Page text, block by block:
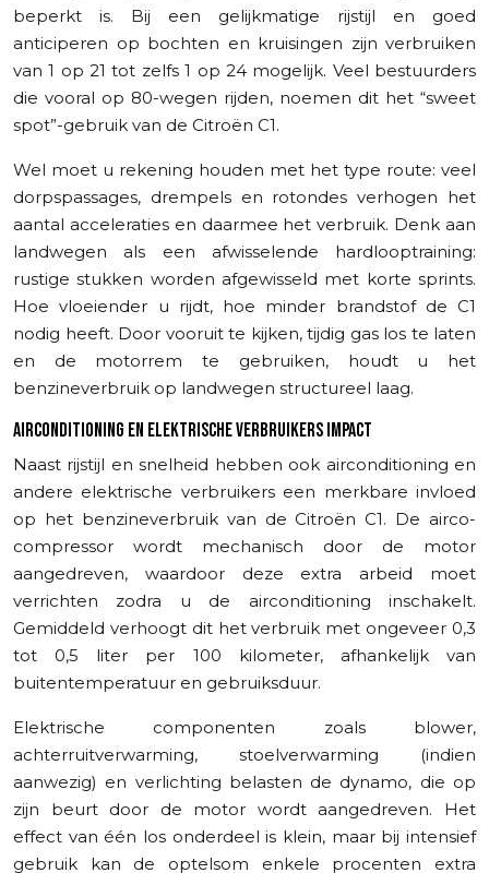
beperkt is. Bij een gelijkmatige rijstijl en goed
anticiperen op bochten en kruisingen zijn verbruiken
van 1 op 21 tot zelfs 1 op 24 mogelijk. Veel bestuurders
die vooral op 80-wegen rijden, noemen dit het “sweet
spot”-gebruik van de Citroën C1.
Wel moet u rekening houden met het type route: veel
dorpspassages, drempels en rotondes verhogen het
aantal acceleraties en daarmee het verbruik. Denk aan
landwegen als een afwisselende hardlooptraining:
rustige stukken worden afgewisseld met korte sprints.
Hoe vloeiender u rijdt, hoe minder brandstof de C1
nodig heeft. Door vooruit te kijken, tijdig gas los te laten
en de motorrem te gebruiken, houdt u het
benzineverbruik op landwegen structureel laag.
AIRCONDITIONING EN ELEKTRISCHE VERBRUIKERS IMPACT
Naast rijstijl en snelheid hebben ook airconditioning en
andere elektrische verbruikers een merkbare invloed
op het benzineverbruik van de Citroën C1. De airco-
compressor wordt mechanisch door de motor
aangedreven, waardoor deze extra arbeid moet
verrichten zodra u de airconditioning inschakelt.
Gemiddeld verhoogt dit het verbruik met ongeveer 0,3
tot 0,5 liter per 100 kilometer, afhankelijk van
buitentemperatuur en gebruiksduur.
Elektrische componenten zoals blower,
achterruitverwarming, stoelverwarming (indien
aanwezig) en verlichting belasten de dynamo, die op
zijn beurt door de motor wordt aangedreven. Het
effect van één los onderdeel is klein, maar bij intensief
gebruik kan de optelsom enkele procenten extra